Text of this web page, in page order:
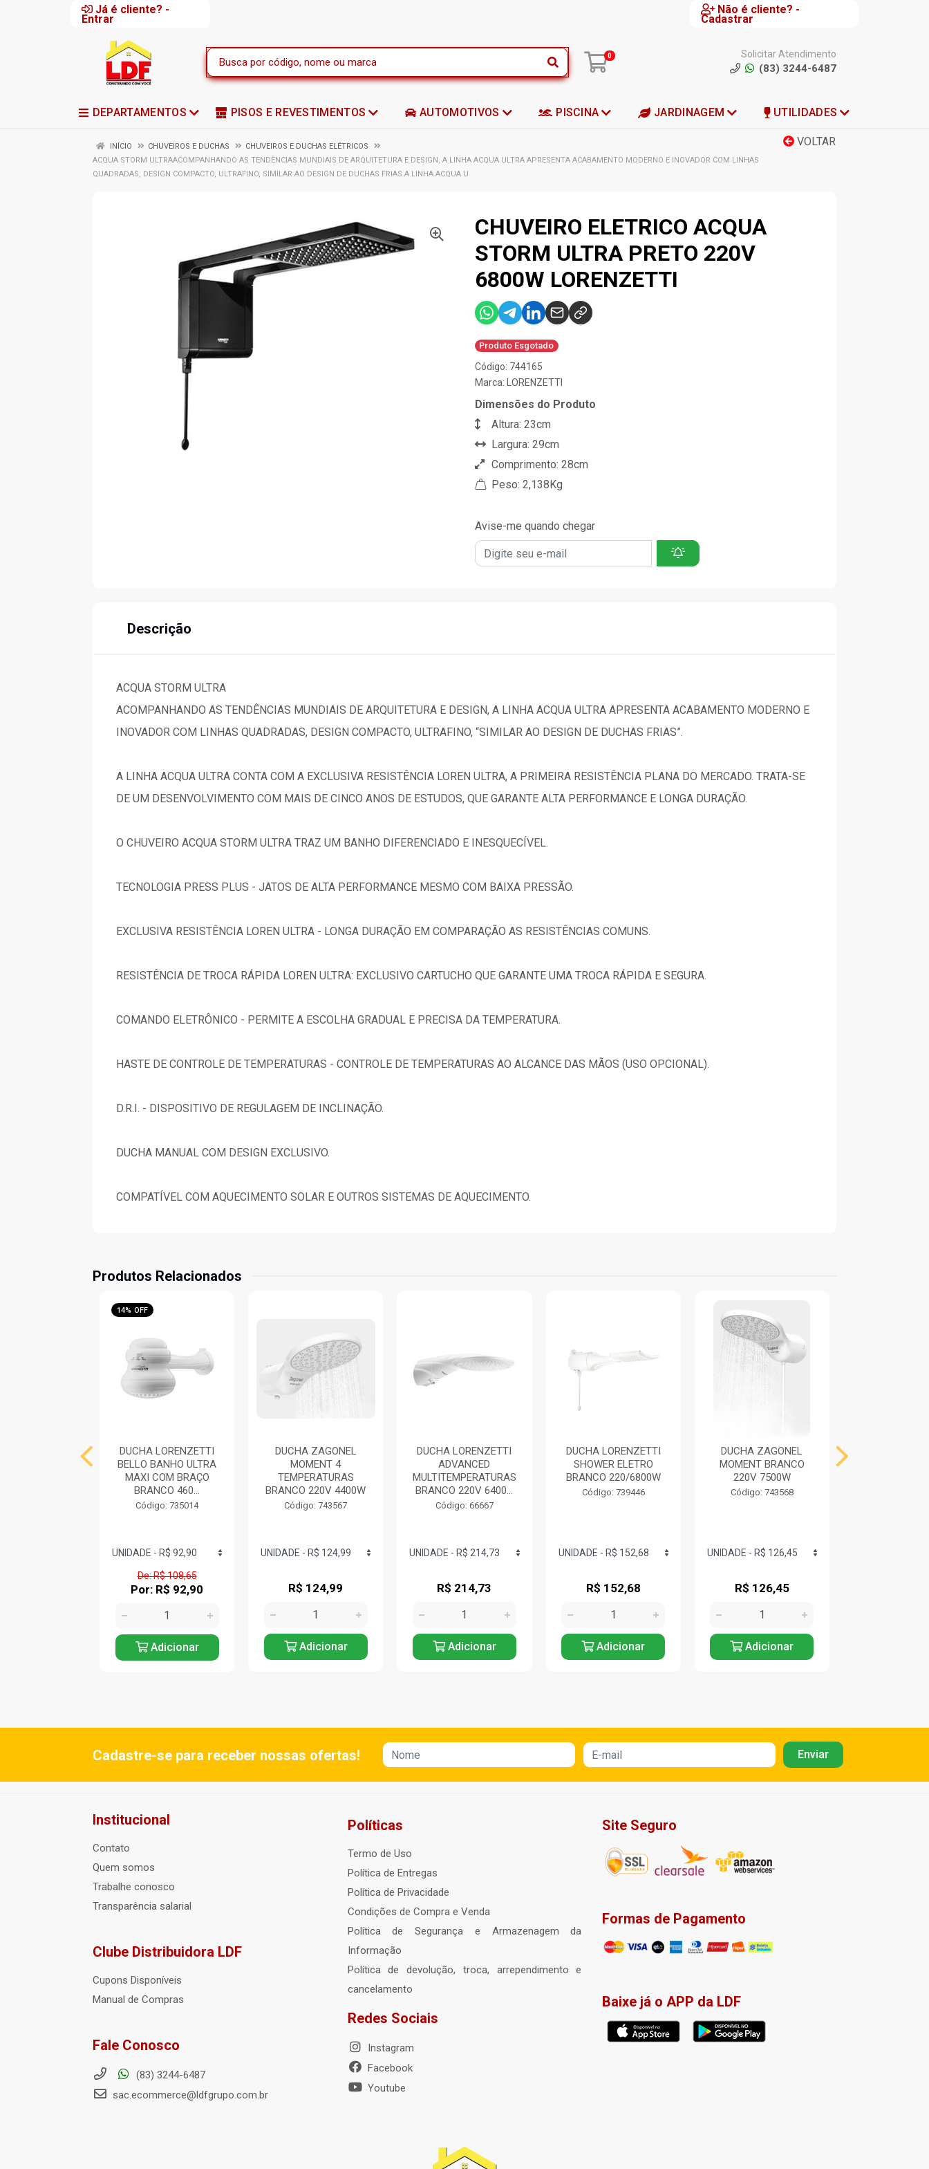
Já é cliente? -
Entrar
Não é cliente? -
Cadastrar
0 Solicitar Atendimento
(83) 3244-6487
DEPARTAMENTOS PISOS E REVESTIMENTOS AUTOMOTIVOS PISCINA JARDINAGEM UTILIDADES
VOLTAR
INÍCIO CHUVEIROS E DUCHAS
CHUVEIROS E DUCHAS ELÉTRICOS
ACQUA STORM ULTRAACOMPANHANDO AS TENDÊNCIAS MUNDIAIS DE ARQUITETURA E DESIGN, A LINHA ACQUA ULTRA APRESENTA ACABAMENTO MODERNO E INOVADOR COM LINHAS
QUADRADAS, DESIGN COMPACTO, ULTRAFINO, SIMILAR AO DESIGN DE DUCHAS FRIAS.A LINHA ACQUA U
CHUVEIRO ELETRICO ACQUA
STORM ULTRA PRETO 220V
6800W LORENZETTI
Produto Esgotado
Código: 744165
Marca:
LORENZETTI
Dimensões do Produto
Altura: 23cm
Largura: 29cm
Comprimento: 28cm
Peso: 2,138Kg
Avise-me quando chegar
Descrição
ACQUA STORM ULTRA
ACOMPANHANDO AS TENDÊNCIAS MUNDIAIS DE ARQUITETURA E DESIGN, A LINHA ACQUA ULTRA APRESENTA ACABAMENTO MODERNO E
INOVADOR COM LINHAS QUADRADAS, DESIGN COMPACTO, ULTRAFINO, “SIMILAR AO DESIGN DE DUCHAS FRIAS”.
A LINHA ACQUA ULTRA CONTA COM A EXCLUSIVA RESISTÊNCIA LOREN ULTRA, A PRIMEIRA RESISTÊNCIA PLANA DO MERCADO. TRATA-SE
DE UM DESENVOLVIMENTO COM MAIS DE CINCO ANOS DE ESTUDOS, QUE GARANTE ALTA PERFORMANCE E LONGA DURAÇÃO.
O CHUVEIRO ACQUA STORM ULTRA TRAZ UM BANHO DIFERENCIADO E INESQUECÍVEL.
TECNOLOGIA PRESS PLUS - JATOS DE ALTA PERFORMANCE MESMO COM BAIXA PRESSÃO.
EXCLUSIVA RESISTÊNCIA LOREN ULTRA - LONGA DURAÇÃO EM COMPARAÇÃO AS RESISTÊNCIAS COMUNS.
RESISTÊNCIA DE TROCA RÁPIDA LOREN ULTRA: EXCLUSIVO CARTUCHO QUE GARANTE UMA TROCA RÁPIDA E SEGURA.
COMANDO ELETRÔNICO - PERMITE A ESCOLHA GRADUAL E PRECISA DA TEMPERATURA.
HASTE DE CONTROLE DE TEMPERATURAS - CONTROLE DE TEMPERATURAS AO ALCANCE DAS MÃOS (USO OPCIONAL).
D.R.I. - DISPOSITIVO DE REGULAGEM DE INCLINAÇÃO.
DUCHA MANUAL COM DESIGN EXCLUSIVO.
COMPATÍVEL COM AQUECIMENTO SOLAR E OUTROS SISTEMAS DE AQUECIMENTO.
Produtos Relacionados
14% OFF
DUCHA LORENZETTI
BELLO BANHO ULTRA
MAXI COM BRAÇO
BRANCO 460...
Código: 735014
De: R$ 108,65
Por: R$ 92,90
Adicionar
DUCHA ZAGONEL
MOMENT 4
TEMPERATURAS
BRANCO 220V 4400W
Código: 743567
R$ 124,99
Adicionar
DUCHA LORENZETTI
ADVANCED
MULTITEMPERATURAS
BRANCO 220V 6400...
Código: 66667
R$ 214,73
Adicionar
DUCHA LORENZETTI
SHOWER ELETRO
BRANCO 220/6800W
Código: 739446
R$ 152,68
Adicionar
DUCHA ZAGONEL
MOMENT BRANCO
220V 7500W
Código: 743568
R$ 126,45
Adicionar
Cadastre-se para receber nossas ofertas!
Institucional
Contato
Quem somos
Trabalhe conosco
Transparência salarial
Clube Distribuidora LDF
Cupons Disponíveis
Manual de Compras
Fale Conosco
(83) 3244-6487
sac.ecommerce@ldfgrupo.com.br
Políticas
Termo de Uso
Política de Entregas
Política de Privacidade
Condições de Compra e Venda
Política de Segurança e Armazenagem da
Informação
Política de devolução, troca, arrependimento e
cancelamento
Redes Sociais
Instagram
Facebook
Youtube
Site Seguro
Formas de Pagamento
Baixe já o APP da LDF